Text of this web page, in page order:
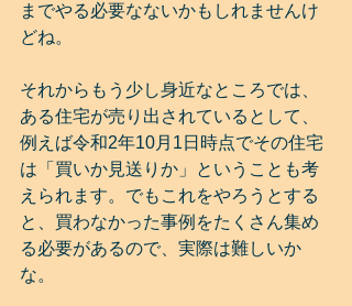
までやる必要なないかもしれませんけ
どね。
それからもう少し身近なところでは、
ある住宅が売り出されているとして、
例えば令和2年10月1日時点でその住宅
は「買いか見送りか」ということも考
えられます。でもこれをやろうとする
と、買わなかった事例をたくさん集め
る必要があるので、実際は難しいか
な。